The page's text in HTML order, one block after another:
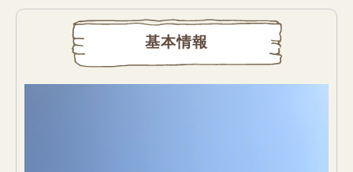
基本情報